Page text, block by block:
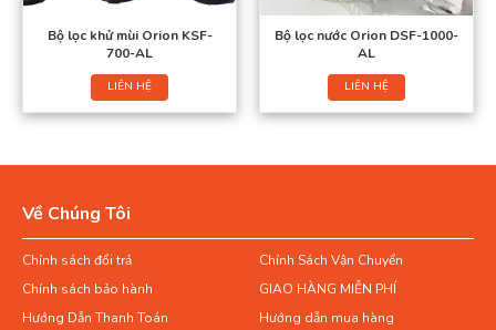
Bộ lọc khử mùi Orion KSF-
700-AL
LIÊN HỆ
Bộ lọc nước Orion DSF-1000-
AL
LIÊN HỆ
Về Chúng Tôi
Chính sách đổi trả
Chính Sách Vận Chuyển
Chính sách bảo hành
GIAO HÀNG MIỄN PHÍ
Hướng Dẫn Thanh Toán
Hướng dẫn mua hàng